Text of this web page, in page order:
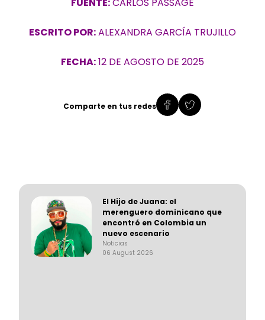
El Hijo de Juana: el
merenguero dominicano que
encontró en Colombia un
nuevo escenario
Noticias
06 August 2026
FUENTE:CARLOS PASSAGE
ESCRITO POR:ALEXANDRA GARCÍA TRUJILLO
FECHA:12 DE AGOSTO DE 2025
Comparte en tus redes